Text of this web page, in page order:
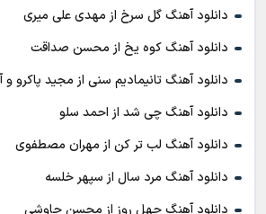
دانلود آهنگ گل سرخ از مهدی علی میری
دانلود آهنگ کوه یخ از محسن صداقت
دانلود آهنگ تانیمادیم سنی از مجید پاکرو و
دانلود آهنگ چی شد از احمد سلو
دانلود آهنگ لب تر کن از مهران مصطفوی
دانلود آهنگ مرد سال از سپهر خلسه
دانلود آهنگ چهل روز از محسن چاوشی